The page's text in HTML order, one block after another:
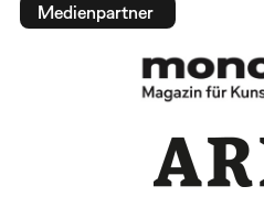
Medienpartner